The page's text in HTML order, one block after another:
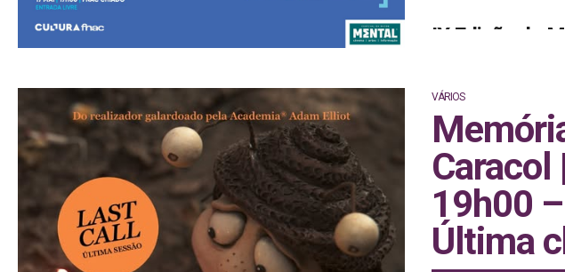
IX Edição do
Esta FNAC
Coelho, Directora e
Psicóloga e
W+ e Francisco
Mostra
VÁRIOS
Caracol
19h00
Última